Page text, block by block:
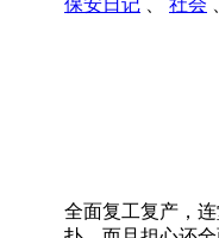
保安日记
社会
全面复工复产，